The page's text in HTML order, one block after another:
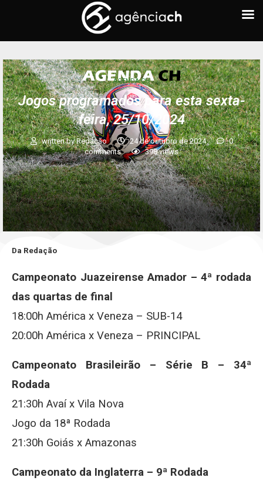
AGENDA CH
Jogos programados para esta sexta-
feira, 25/10/2024
written byRedação 24 de outubro de 2024
0
comments
398views
Da Redação
Campeonato Juazeirense Amador – 4ª rodada
das quartas de final
18:00h América x Veneza – SUB-14
20:00h América x Veneza – PRINCIPAL
Campeonato Brasileirão – Série B – 34ª
Rodada
21:30h Avaí x Vila Nova
Jogo da 18ª Rodada
21:30h Goiás x Amazonas
Campeonato da Inglaterra – 9ª Rodada